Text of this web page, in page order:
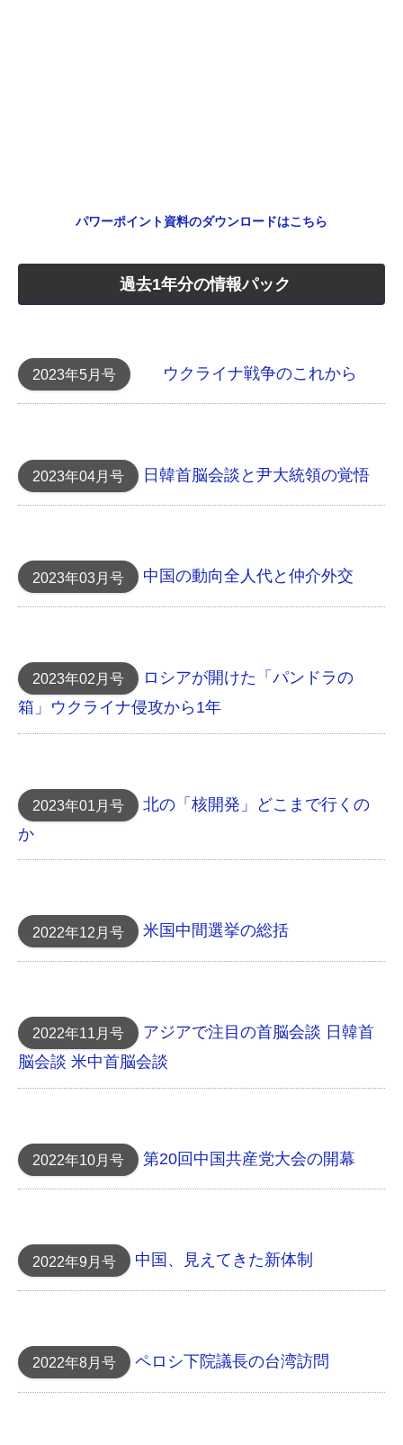
パワーポイント資料のダウンロードはこちら
過去1年分の情報パック
2023年5月号 ウクライナ戦争のこれから
2023年04月号 日韓首脳会談と尹大統領の覚悟
2023年03月号 中国の動向 全人代と仲介外交
2023年02月号
ロシアが開けた「パンドラの
箱」ウクライナ侵攻から1年
2023年01月号
北の「核開発」どこまで行くの
か
2022年12月号 米国中間選挙の総括
2022年11月号
アジアで注目の首脳会談 日韓首
脳会談 米中首脳会談
2022年10月号 第20回中国共産党大会の開幕
2022年9月号 中国、見えてきた新体制
2022年8月号 ペロシ下院議長の台湾訪問